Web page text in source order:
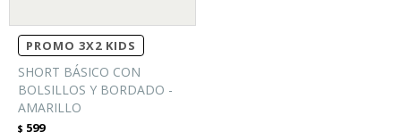
PROMO 3X2 KIDS
SHORT BÁSICO CON
BOLSILLOS Y BORDADO -
AMARILLO
$ 599